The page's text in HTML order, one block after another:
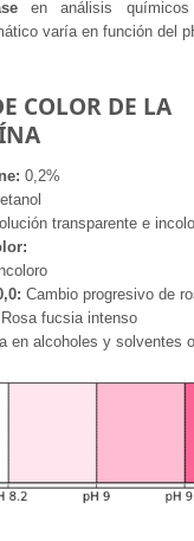
en análisis
varía en función del
COLOR DE LA
0,2%
transparente e
Cambio progresivo de
Rosa fucsia intenso
en alcoholes y solventes